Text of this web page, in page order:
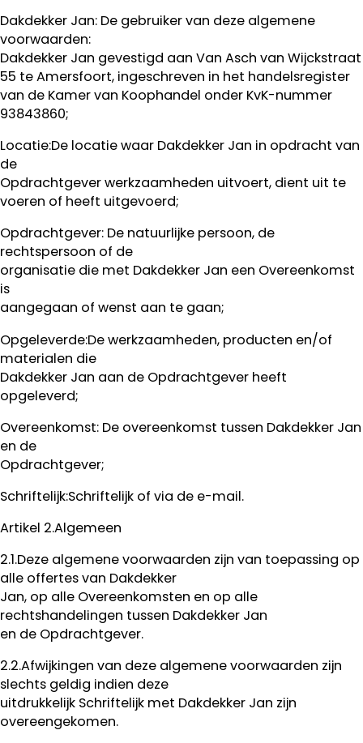
Dakdekker Jan: De gebruiker van deze algemene
voorwaarden:
Dakdekker Jan gevestigd aan Van Asch van Wijckstraat
55 te Amersfoort, ingeschreven in het handelsregister
van de Kamer van Koophandel onder KvK-nummer
93843860;
Locatie:De locatie waar Dakdekker Jan in opdracht van
de
Opdrachtgever werkzaamheden uitvoert, dient uit te
voeren of heeft uitgevoerd;
Opdrachtgever: De natuurlijke persoon, de
rechtspersoon of de
organisatie die met Dakdekker Jan een Overeenkomst
is
aangegaan of wenst aan te gaan;
Opgeleverde:De werkzaamheden, producten en/of
materialen die
Dakdekker Jan aan de Opdrachtgever heeft
opgeleverd;
Overeenkomst: De overeenkomst tussen Dakdekker Jan
en de
Opdrachtgever;
Schriftelijk:Schriftelijk of via de e-mail.
Artikel 2.Algemeen
2.1.Deze algemene voorwaarden zijn van toepassing op
alle offertes van Dakdekker
Jan, op alle Overeenkomsten en op alle
rechtshandelingen tussen Dakdekker Jan
en de Opdrachtgever.
2.2.Afwijkingen van deze algemene voorwaarden zijn
slechts geldig indien deze
uitdrukkelijk Schriftelijk met Dakdekker Jan zijn
overeengekomen.